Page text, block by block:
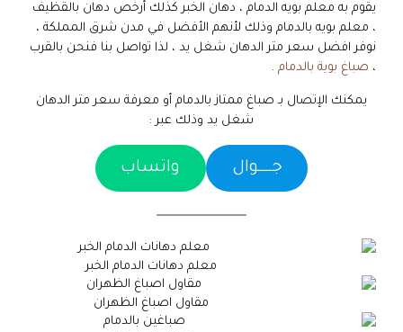
يقوم به معلم بويه الدمام ، دهان الخبر كذلك أرخص دهان بالقظيف
، معلم بويه بالدمام وذلك لأنهم الأفضل في مدن شرق المملكة ،
نوفر افضل سعر متر الدهان شغل يد ، لذا تواصل بنا فنحن بالقرب
، صباغ بوية بالدمام .
يمكنك الإتصال بـ صباغ ممتاز بالدمام أو معرفة سعر متر الدهان
شغل يد وذلك عبر :
جـــــوال واتساب
معلم دهانات الدمام الخبر
مقاول اصباغ الظهران